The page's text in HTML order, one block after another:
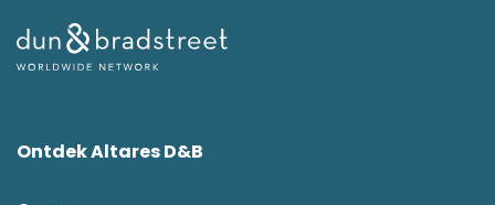
Ontdek Altares D&B